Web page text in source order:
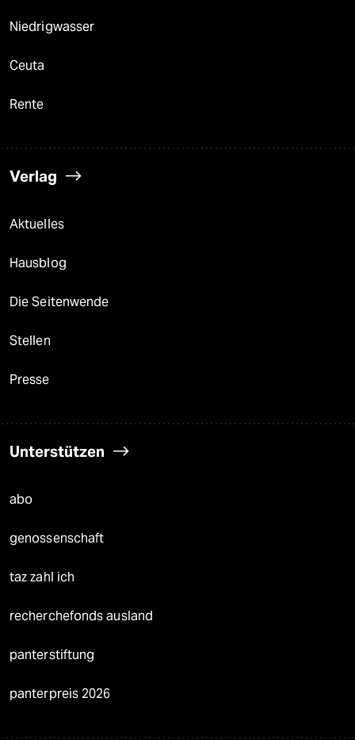
Niedrigwasser
Ceuta
Rente
Verlag
Aktuelles
Hausblog
Die Seitenwende
Stellen
Presse
Unterstützen
abo
genossenschaft
taz zahl ich
recherchefonds ausland
panterstiftung
panterpreis 2026